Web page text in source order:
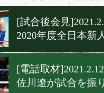
2021年2月の
KO KiNG ダイエット
[試合後会見
2020年度全